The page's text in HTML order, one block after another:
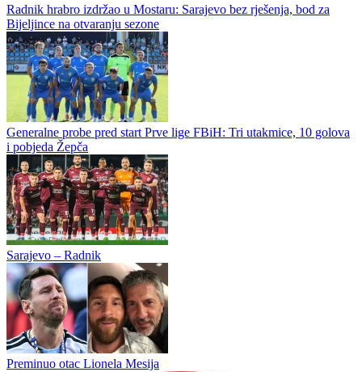
Radnik hrabro izdržao u Mostaru: Sarajevo bez rješenja, bod za
Bijeljince na otvaranju sezone
Generalne probe pred start Prve lige FBiH: Tri utakmice, 10 golova
i pobjeda Žepča
Sarajevo – Radnik
Preminuo otac Lionela Mesija